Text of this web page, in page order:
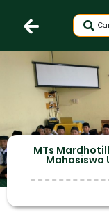
MTs
Mahasiswa